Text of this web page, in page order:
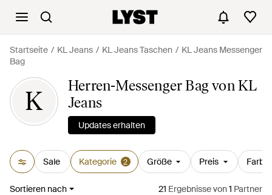
Startseite KL Jeans KL Jeans Taschen
KL Jeans Messenger
Bag
K
Herren-Messenger Bag von KL
Jeans
Updates erhalten
Sale Kategorie 2 Größe Preis Farbe
Sortieren nach 21 Ergebnissevon1 Partner